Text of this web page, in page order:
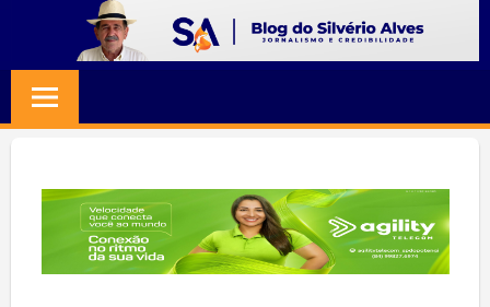
content
SILVERIO
ALVES
Jornalismo
Credibilidade